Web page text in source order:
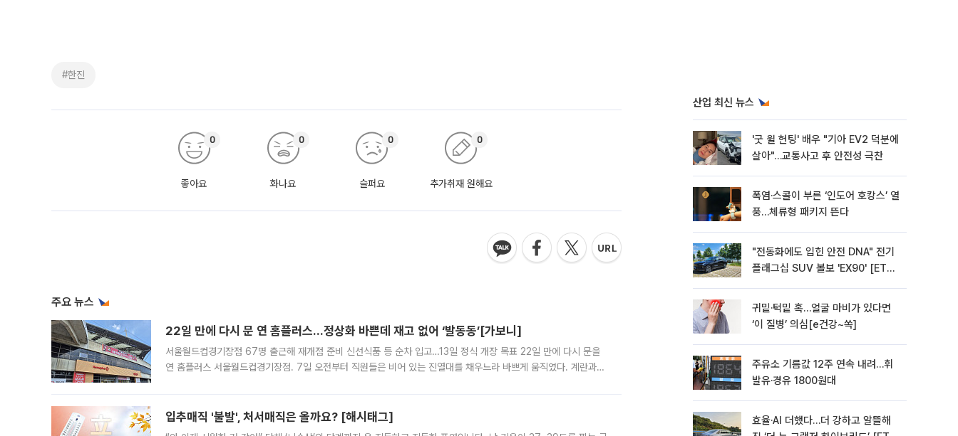
#한진
좋아요
0
화나요
0
슬퍼요
0
추가취재 원해요
0
주요 뉴스
22일 만에 다시 문 연 홈플러스…정상화 바쁜데 재고 없어 ‘발동동’[가보니]
서울월드컵경기장점 67명 출근해 재개점 준비 신선식품 등 순차 입고…13일 정식 개장 목표 22일 만에 다시 문을
연 홈플러스 서울월드컵경기장점. 7일 오전부터 직원들은 비어 있는 진열대를 채우느라 바쁘게 움직였다. 계란과
입추매직 '불발', 처서매직은 올까요? [해시태그]
산업 최신 뉴스
'굿 윌 헌팅' 배우 "기아 EV2 덕분에
살아"…교통사고 후 안전성 극찬
폭염·스콜이 부른 ‘인도어 호캉스’ 열
풍…체류형 패키지 뜬다
"전동화에도 입힌 안전 DNA" 전기
플래그십 SUV 볼보 'EX90' [ET의
귀밑·턱밑 혹…얼굴 마비가 있다면
‘이 질병’ 의심[e건강~쏙]
주유소 기름값 12주 연속 내려…휘
발유·경유 1800원대
효율·AI 더했다…더 강하고 알뜰해